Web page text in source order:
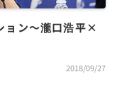
ョン～瀧口浩平×
2018/09/27